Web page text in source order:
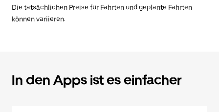
Die tatsächlichen Preise für Fahrten und geplante Fahrten
können variieren.
In den Apps ist es einfacher